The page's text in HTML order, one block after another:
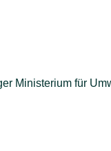
Ministerium für